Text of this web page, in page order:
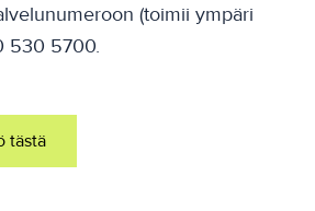
(toimii ympäri
530 5700.
tästä